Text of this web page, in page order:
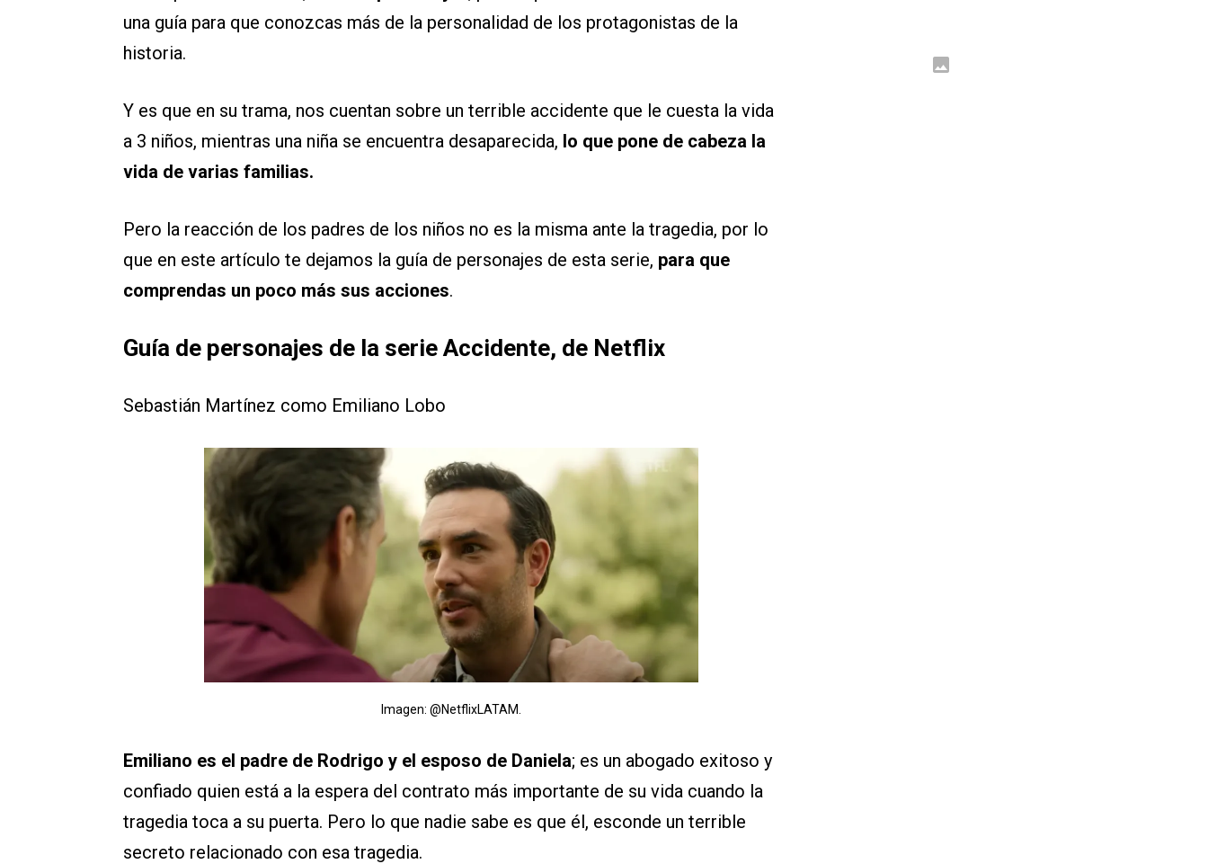
una guía para que conozcas más de la personalidad de los protagonistas de la
historia.
Y es que en su trama, nos cuentan sobre un terrible accidente que le cuesta la vida
a 3 niños, mientras una niña se encuentra desaparecida, lo que pone de cabeza la
vida de varias familias.
Pero la reacción de los padres de los niños no es la misma ante la tragedia, por lo
que en este artículo te dejamos la guía de personajes de esta serie, para que
comprendas un poco más sus acciones.
Guía de personajes de la serie Accidente, de Netflix
Sebastián Martínez como Emiliano Lobo
Imagen: @NetflixLATAM.
Emiliano es el padre de Rodrigo y el esposo de Daniela; es un abogado exitoso y
confiado quien está a la espera del contrato más importante de su vida cuando la
tragedia toca a su puerta. Pero lo que nadie sabe es que él, esconde un terrible
secreto relacionado con esa tragedia.